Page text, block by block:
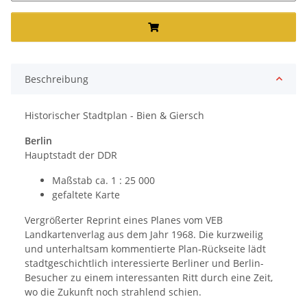
Beschreibung
Historischer Stadtplan - Bien & Giersch
Berlin
Hauptstadt der DDR
Maßstab ca. 1 : 25 000
gefaltete Karte
Vergrößerter Reprint eines Planes vom VEB
Landkartenverlag aus dem Jahr 1968. Die kurzweilig
und unterhaltsam kommentierte Plan-Rückseite lädt
stadtgeschichtlich interessierte Berliner und Berlin-
Besucher zu einem interessanten Ritt durch eine Zeit,
wo die Zukunft noch strahlend schien.